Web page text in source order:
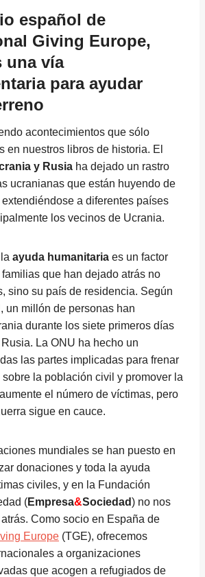
español de
Giving Europe,
una vía
para ayudar
acontecimientos que sólo
en nuestros libros de historia. El
y Rusia ha dejado un rastro
ucranianas que están huyendo de
extendiéndose a diferentes países
los vecinos de Ucrania.
ayuda humanitaria es un factor
que han dejado atrás no
sino su país de residencia. Según
, un millón de personas han
durante los siete primeros días
La ONU ha hecho un
las partes implicadas para frenar
la población civil y promover la
el número de víctimas, pero
sigue en cauce.
mundiales se han puesto en
donaciones y toda la ayuda
civiles, y en la Fundación
(Empresa&Sociedad) no nos
Como socio en España de
Europe (TGE), ofrecemos
a organizaciones
que acogen a refugiados de